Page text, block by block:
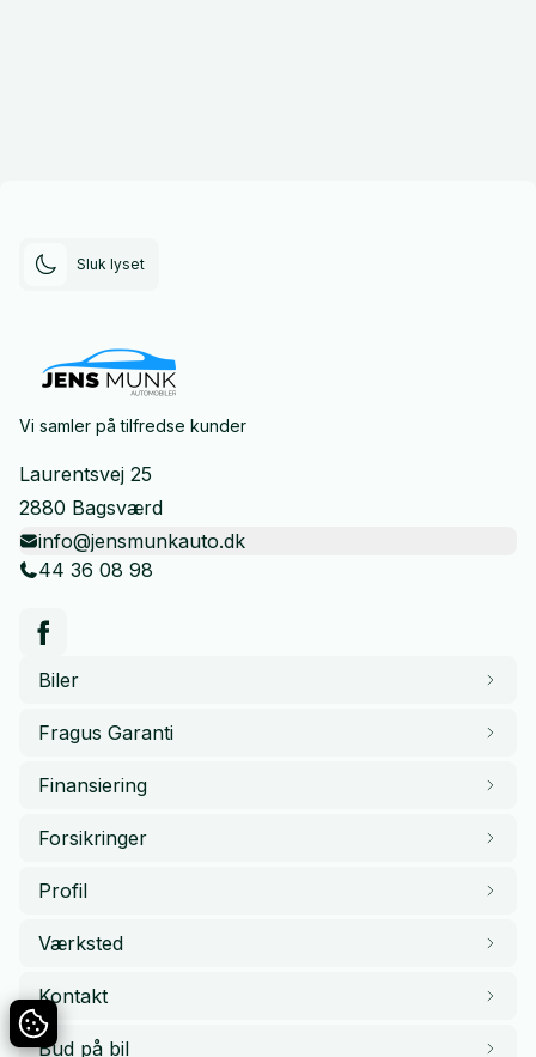
Sluk lyset
Vi samler på tilfredse kunder
Laurentsvej 25
2880 Bagsværd
info@jensmunkauto.dk
44 36 08 98
Biler
Fragus Garanti
Finansiering
Forsikringer
Profil
Værksted
Kontakt
Bud på bil